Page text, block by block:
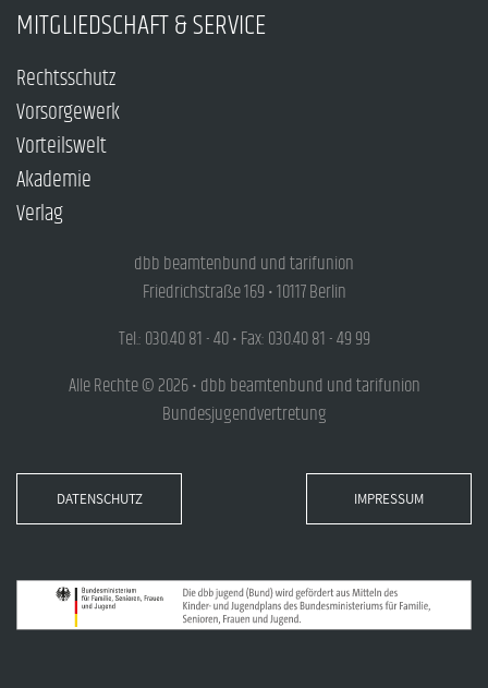
MITGLIEDSCHAFT & SERVICE
Rechtsschutz
Vorsorgewerk
Vorteilswelt
Akademie
Verlag
dbb beamtenbund und tarifunion
Friedrichstraße 169 • 10117 Berlin
Tel.: 030.40 81 - 40 • Fax: 030.40 81 - 49 99
Alle Rechte © 2026 • dbb beamtenbund und tarifunion
Bundesjugendvertretung
DATENSCHUTZ IMPRESSUM